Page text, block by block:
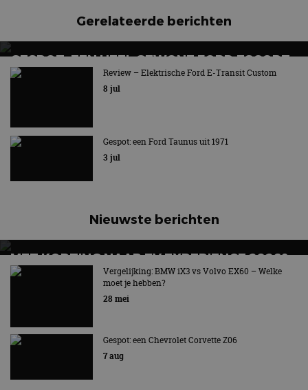
Gerelateerde berichten
GESPOT: EEN HEEL GEWONE FORD ESCORT
ESTATE UIT 1977
Nu eens geen rallyauto
Review – Elektrische Ford E-Transit Custom
8 jul
Gespot: een Ford Taunus uit 1971
3 jul
Nieuwste berichten
MET KORTING NAAR EV EXPERIENCE 2026?
AUTORAI REGELT HET!
EV Experience 2026 van 24 tot 26 september
Vergelijking: BMW iX3 vs Volvo EX60 – Welke
moet je hebben?
28 mei
Gespot: een Chevrolet Corvette Z06
7 aug